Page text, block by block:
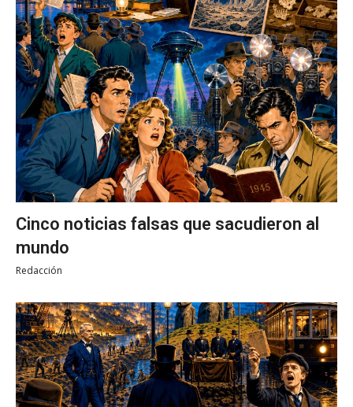
Cinco noticias falsas que sacudieron al
mundo
Redacción